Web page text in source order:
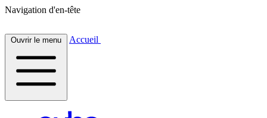
Navigation d'en-tête
Ouvrir le menu Accueil